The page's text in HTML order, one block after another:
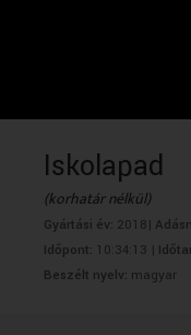
Iskolapad
(korhatár nélkül)
Gyártási év: 2018|
Időpont: 10:34:13 |
Beszélt nyelv: magyar